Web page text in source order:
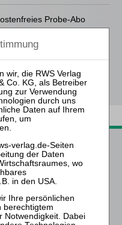
Probe-Abo